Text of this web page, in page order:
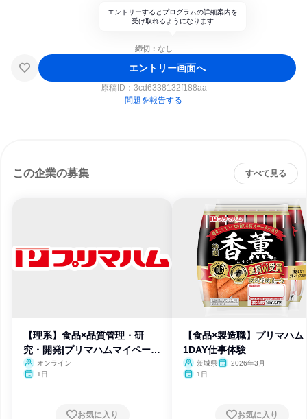
エントリーするとプログラムの詳細案内を
受け取れるようになります
締切：なし
エントリー画面へ
原稿ID： 3cd6338132f188aa
問題を報告する
この企業の募集 すべて見る
【理系】食品×品質管理・研
究・開発|プリマハムマイページ
登録オンライン
1日
お気に入り
【食品×製造職】プリマハム
1DAY仕事体験
茨城県
2026年3月
1日
お気に入り